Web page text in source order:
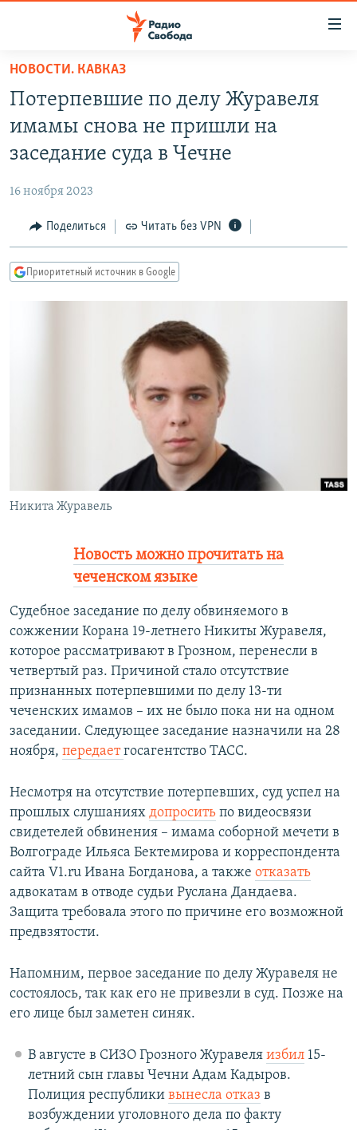
упрощенного
доступа
основному
Вернутся
Вернутся
ПОДКАСТЫ
МНЕНИЯ
КУЛЬТУРА
КАВКАЗ.РЕАЛИИ
РАСПИСАНИЕ ВЕЩАНИЯ
ПОДПИШИТЕСЬ НА РАССЫЛКУ
Все сайты РСЕ/РС
НОВОСТИ. КАВКАЗ
Потерпевшие по делу Журавеля
имамы снова не пришли на
заседание суда в Чечне
16 ноября 2023
Поделиться Читать без VPN
Приоритетный источник в Google
Никита Журавель
Новость можно прочитать на
чеченском языке
Судебное заседание по делу обвиняемого в
сожжении Корана 19-летнего Никиты Журавеля,
которое рассматривают в Грозном, перенесли в
четвертый раз. Причиной стало отсутствие
признанных потерпевшими по делу 13-ти
чеченских имамов – их не было пока ни на одном
заседании. Следующее заседание назначили на 28
ноября, передаетгосагентство ТАСС.
Несмотря на отсутствие потерпевших, суд успел на
прошлых слушаниях допросить по видеосвязи
свидетелей обвинения – имама соборной мечети в
Волгограде Ильяса Бектемирова и корреспондента
сайта V1.ru Ивана Богданова, а также отказать
адвокатам в отводе судьи Руслана Дандаева.
Защита требовала этого по причине его возможной
предвзятости.
Напомним, первое заседание по делу Журавеля не
состоялось, так как его не привезли в суд. Позже на
его лице был заметен синяк.
В августе в СИЗО Грозного Журавеля избил15-
летний сын главы Чечни Адам Кадыров.
Полиция республики вынесла отказ в
возбуждении уголовного дела по факту